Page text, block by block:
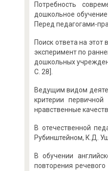
Потребность
дошкольное
Перед педагогами-
Поиск ответа на
эксперимент по
дошкольных
С. 28].
Ведущим видом
критерии
нравственные
В отечественной
Рубинштейном, К.Д.
В обучении
повторения